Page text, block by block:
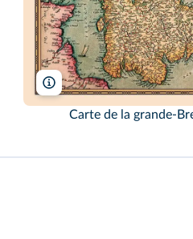
Universal Images Group/
Carte de la grande-